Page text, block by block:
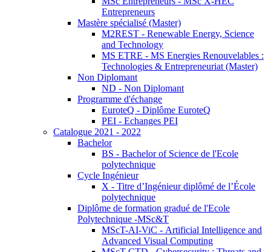
Entrepreneurs
Mastère spécialisé (Master)
M2REST - Renewable Energy, Science
and Technology
MS ETRE - MS Energies Renouvelables :
Technologies & Entrepreneuriat (Master)
Non Diplomant
ND - Non Diplomant
Programme d'échange
EuroteQ - Diplôme EuroteQ
PEI - Echanges PEI
Catalogue 2021 - 2022
Bachelor
BS - Bachelor of Science de l'Ecole
polytechnique
Cycle Ingénieur
X - Titre d’Ingénieur diplômé de l’École
polytechnique
Diplôme de formation gradué de l'Ecole
Polytechnique -MSc&T
MScT-AI-ViC - Artificial Intelligence and
Advanced Visual Computing